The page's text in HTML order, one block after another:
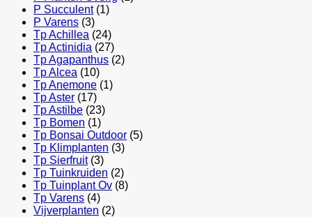
P Succulent (1)
P Varens (3)
Tp Achillea (24)
Tp Actinidia (27)
Tp Agapanthus (2)
Tp Alcea (10)
Tp Anemone (1)
Tp Aster (17)
Tp Astilbe (23)
Tp Bomen (1)
Tp Bonsai Outdoor (5)
Tp Klimplanten (3)
Tp Sierfruit (3)
Tp Tuinkruiden (2)
Tp Tuinplant Ov (8)
Tp Varens (4)
Vijverplanten (2)